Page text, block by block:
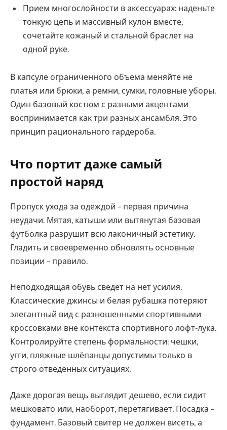
Прием многослойности в аксессуарах: наденьте
тонкую цепь и массивный кулон вместе,
сочетайте кожаный и стальной браслет на
одной руке.
В капсуле ограниченного объема меняйте не
платья или брюки, а ремни, сумки, головные уборы.
Один базовый костюм с разными акцентами
воспринимается как три разных ансамбля. Это
принцип рационального гардероба.
Что портит даже самый
простой наряд
Пропуск ухода за одеждой – первая причина
неудачи. Мятая, катыши или вытянутая базовая
футболка разрушит всю лаконичный эстетику.
Гладить и своевременно обновлять основные
позиции – правило.
Неподходящая обувь сведёт на нет усилия.
Классические джинсы и белая рубашка потеряют
элегантный вид с разношенными спортивными
кроссовками вне контекста спортивного лофт-лука.
Контролируйте степень формальности: чешки,
угги, пляжные шлёпанцы допустимы только в
строго отведённых ситуациях.
Даже дорогая вещь выглядит дешево, если сидит
мешковато или, наоборот, перетягивает. Посадка –
фундамент. Базовый свитер не должен висеть, а